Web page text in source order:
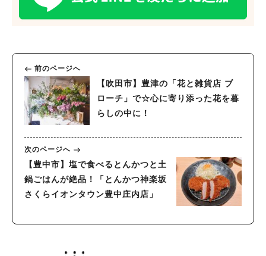
前のページへ
【吹田市】豊津の「花と雑貨店 ブ
ローチ」で☆心に寄り添った花を暮
らしの中に！
次のページへ
【豊中市】塩で食べるとんかつと土
鍋ごはんが絶品！「とんかつ神楽坂
さくらイオンタウン豊中庄内店」
#教えたい／教えて投稿記事
#大阪学院大 商品開発プロジェクト
#あなたはどっち？